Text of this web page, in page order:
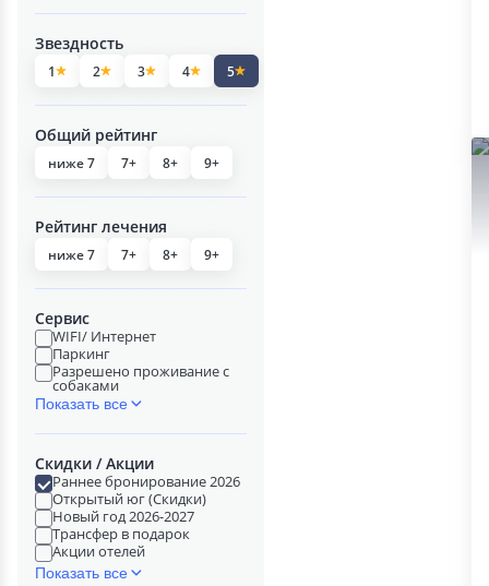
Звездность
1 2 3 4 5
Общий рейтинг
ниже 7 7+ 8+ 9+
Рейтинг лечения
ниже 7 7+ 8+ 9+
Сервис
WIFI/ Интернет
Паркинг
Разрешено проживание с
собаками
Показать все
Скидки / Акции
Раннее бронирование 2026
Открытый юг (Скидки)
Новый год 2026-2027
Трансфер в подарок
Акции отелей
Показать все